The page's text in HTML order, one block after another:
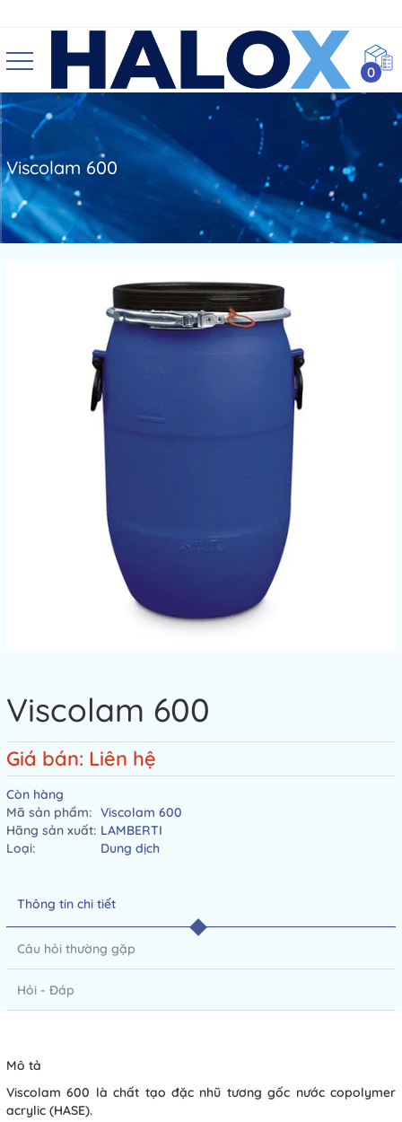
0
Viscolam 600
Viscolam 600
Giá bán: Liên hệ
Còn hàng
Mã sản phẩm: Viscolam 600
Hãng sản xuất: LAMBERTI
Loại:
Dung dịch
Thông tin chi tiết
Câu hỏi thường gặp
Hỏi - Đáp
Mô tả
Viscolam 600 là chất tạo đặc nhũ tương gốc nước copolymer
acrylic (HASE).